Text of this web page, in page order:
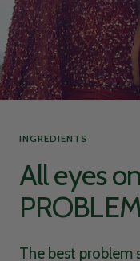
INGREDIENTS
All eyes
The best problem